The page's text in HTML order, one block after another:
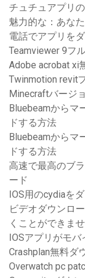
チュチュアプリ
魅力的な：あな
電話でアプリを
Teamviewer 9フ
Adobe acrobat xi
Twinmotion revit
Minecraftバージ
Bluebeamからマ
ドする方法
Bluebeamからマ
ドする方法
高速で最高のブ
ード
IOS用のcydiaを
ビデオダウンロ
くことができま
IOSアプリがモ
Crashplan無料ダ
Overwatch pc